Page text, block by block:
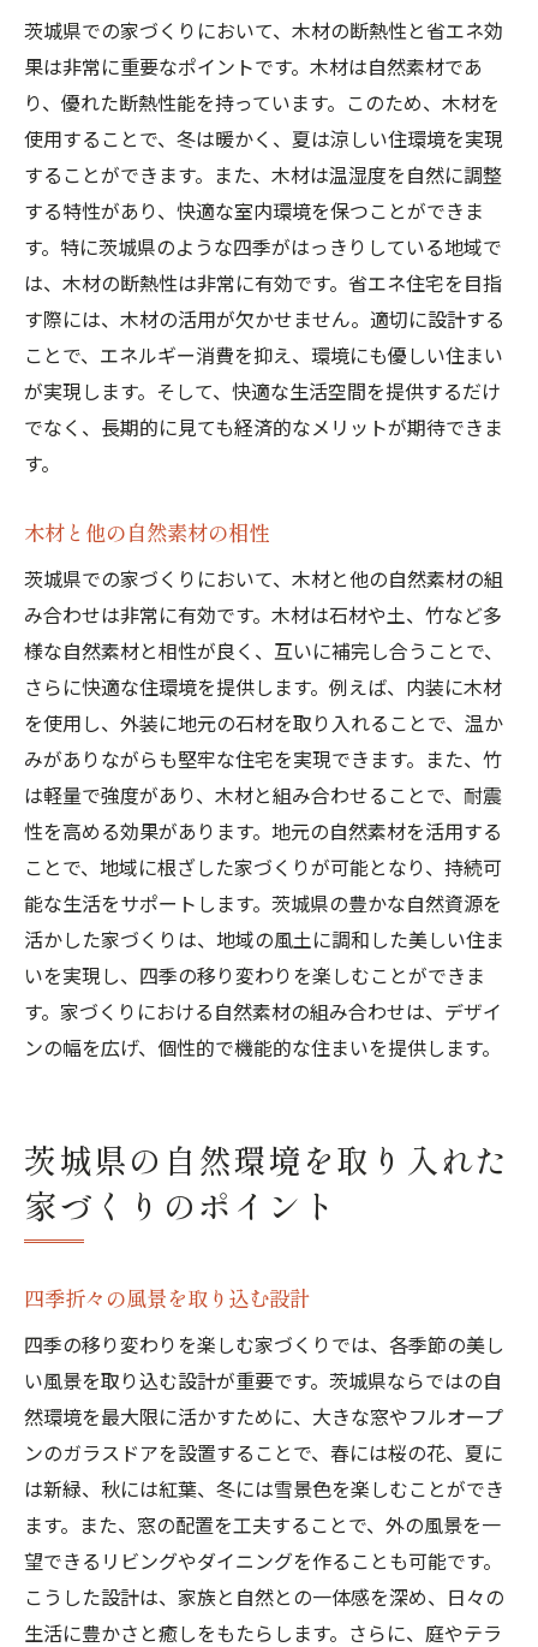
茨城県での家づくりにおいて、木材の断熱性と省エネ効
果は非常に重要なポイントです。木材は自然素材であ
り、優れた断熱性能を持っています。このため、木材を
使用することで、冬は暖かく、夏は涼しい住環境を実現
することができます。また、木材は温湿度を自然に調整
する特性があり、快適な室内環境を保つことができま
す。特に茨城県のような四季がはっきりしている地域で
は、木材の断熱性は非常に有効です。省エネ住宅を目指
す際には、木材の活用が欠かせません。適切に設計する
ことで、エネルギー消費を抑え、環境にも優しい住まい
が実現します。そして、快適な生活空間を提供するだけ
でなく、長期的に見ても経済的なメリットが期待できま
す。
木材と他の自然素材の相性
茨城県での家づくりにおいて、木材と他の自然素材の組
み合わせは非常に有効です。木材は石材や土、竹など多
様な自然素材と相性が良く、互いに補完し合うことで、
さらに快適な住環境を提供します。例えば、内装に木材
を使用し、外装に地元の石材を取り入れることで、温か
みがありながらも堅牢な住宅を実現できます。また、竹
は軽量で強度があり、木材と組み合わせることで、耐震
性を高める効果があります。地元の自然素材を活用する
ことで、地域に根ざした家づくりが可能となり、持続可
能な生活をサポートします。茨城県の豊かな自然資源を
活かした家づくりは、地域の風土に調和した美しい住ま
いを実現し、四季の移り変わりを楽しむことができま
す。家づくりにおける自然素材の組み合わせは、デザイ
ンの幅を広げ、個性的で機能的な住まいを提供します。
茨城県の自然環境を取り入れた
家づくりのポイント
四季折々の風景を取り込む設計
四季の移り変わりを楽しむ家づくりでは、各季節の美し
い風景を取り込む設計が重要です。茨城県ならではの自
然環境を最大限に活かすために、大きな窓やフルオープ
ンのガラスドアを設置することで、春には桜の花、夏に
は新緑、秋には紅葉、冬には雪景色を楽しむことができ
ます。また、窓の配置を工夫することで、外の風景を一
望できるリビングやダイニングを作ることも可能です。
こうした設計は、家族と自然との一体感を深め、日々の
生活に豊かさと癒しをもたらします。さらに、庭やテラ